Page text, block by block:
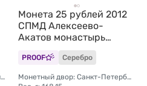
Монетный двор: Ленинградский (ЛМД)
Монета 25 рублей 2012
СПМД Алексеево-
Акатов монастырь
Воронеж
PROOF Серебро
Монетный двор: Санкт-Петербургский (СПМД)